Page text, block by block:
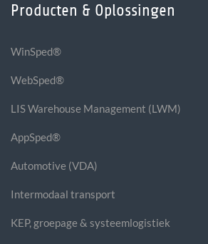
Producten & Oplossingen
WinSped®
WebSped®
LIS Warehouse Management (LWM)
AppSped®
Automotive (VDA)
Intermodaal transport
KEP, groepage & systeemlogistiek